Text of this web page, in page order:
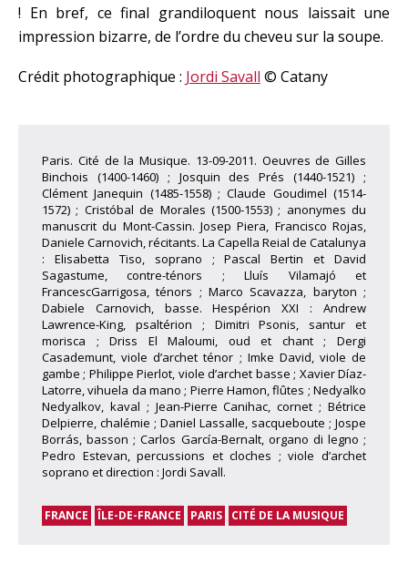
! En bref, ce final grandiloquent nous laissait une
impression bizarre, de l’ordre du cheveu sur la soupe.
Crédit photographique : Jordi Savall © Catany
Paris. Cité de la Musique. 13-09-2011. Oeuvres de Gilles
Binchois (1400-1460) ; Josquin des Prés (1440-1521) ;
Clément Janequin (1485-1558) ; Claude Goudimel (1514-
1572) ; Cristóbal de Morales (1500-1553) ; anonymes du
manuscrit du Mont-Cassin. Josep Piera, Francisco Rojas,
Daniele Carnovich, récitants. La Capella Reial de Catalunya
: Elisabetta Tiso, soprano ; Pascal Bertin et David
Sagastume, contre-ténors ; Lluís Vilamajó et
FrancescGarrigosa, ténors ; Marco Scavazza, baryton ;
Dabiele Carnovich, basse. Hespérion XXI : Andrew
Lawrence-King, psaltérion ; Dimitri Psonis, santur et
morisca ; Driss El Maloumi, oud et chant ; Dergi
Casademunt, viole d’archet ténor ; Imke David, viole de
gambe ; Philippe Pierlot, viole d’archet basse ; Xavier Díaz-
Latorre, vihuela da mano ; Pierre Hamon, flûtes ; Nedyalko
Nedyalkov, kaval ; Jean-Pierre Canihac, cornet ; Bétrice
Delpierre, chalémie ; Daniel Lassalle, sacqueboute ; Jospe
Borrás, basson ; Carlos García-Bernalt, organo di legno ;
Pedro Estevan, percussions et cloches ; viole d’archet
soprano et direction : Jordi Savall.
FRANCE ÎLE-DE-FRANCE PARIS CITÉ DE LA MUSIQUE